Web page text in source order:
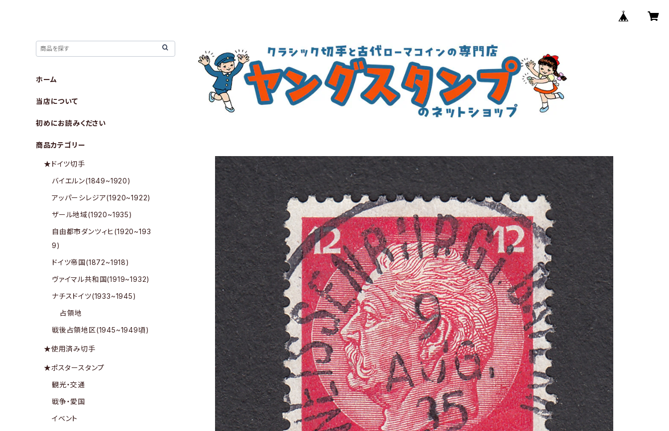
ホーム
当店について
初めにお読みください
商品カテゴリー
★ドイツ切手
バイエルン(1849~1920)
アッパーシレジア(1920~1922)
ザール地域(1920~1935)
自由都市ダンツィヒ(1920~193
9)
ドイツ帝国(1872~1918)
ヴァイマル共和国(1919~1932)
ナチスドイツ(1933~1945)
占領地
戦後占領地区(1945~1949頃)
★使用済み切手
★ポスタースタンプ
観光・交通
戦争・愛国
イベント